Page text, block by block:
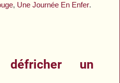
, Une Journée En Enfer.
un